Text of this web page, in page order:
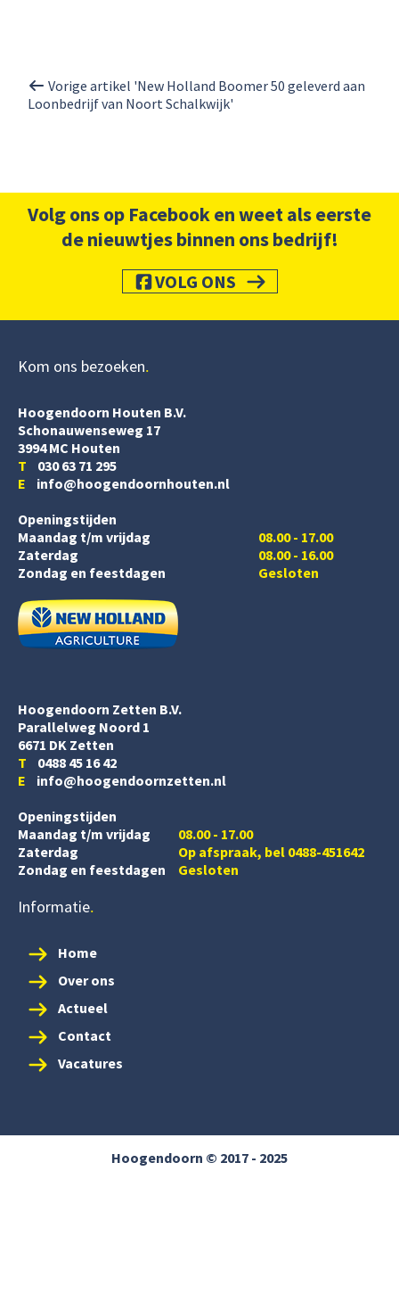
Vorige artikel 'New Holland Boomer 50 geleverd aan
Loonbedrijf van Noort Schalkwijk'
Volg ons op Facebook en weet als eerste
de nieuwtjes binnen ons bedrijf!
VOLG ONS
Kom ons bezoeken
Hoogendoorn Houten B.V.
Schonauwenseweg 17
3994 MC Houten
T 030 63 71 295
E info@hoogendoornhouten.nl
Openingstijden
Maandag t/m vrijdag
Zaterdag
08.00 - 17.00
08.00 - 16.00
Zondag en feestdagen
Gesloten
Hoogendoorn Zetten B.V.
Parallelweg Noord 1
6671 DK Zetten
T 0488 45 16 42
E info@hoogendoornzetten.nl
Openingstijden
Maandag t/m vrijdag
08.00 - 17.00
Zaterdag
Op afspraak, bel 0488-451642
Zondag en feestdagen
Gesloten
Informatie
Home
Over ons
Actueel
Contact
Vacatures
Hoogendoorn © 2017 - 2025